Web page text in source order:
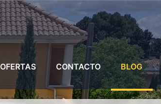
OFERTAS CONTACTO BLOG